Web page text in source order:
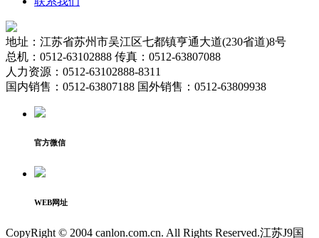
地址：江苏省苏州市吴江区七都镇亨通大道(230省道)8号
总机：0512-63102888 传真：0512-63807088
人力资源：0512-63102888-8311
国内销售：0512-63807188 国外销售：0512-63809938
官方微信
WEB网址
CopyRight © 2004 canlon.com.cn. All Rights Reserved.江苏J9国